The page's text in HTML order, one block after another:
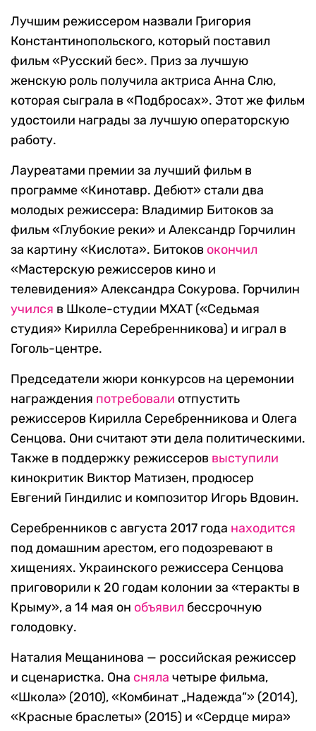
Лучшим режиссером назвали Григория
Константинопольского, который поставил
фильм «Русский бес». Приз за лучшую
женскую роль получила актриса Анна Слю,
которая сыграла в «Подбросах». Этот же фильм
удостоили награды за лучшую операторскую
работу.
Лауреатами премии за лучший фильм в
программе «Кинотавр. Дебют» стали два
молодых режиссера: Владимир Битоков за
фильм «Глубокие реки» и Александр Горчилин
за картину «Кислота». Битоков окончил
«Мастерскую режиссеров кино и
телевидения» Александра Сокурова. Горчилин
учился в Школе-студии МХАТ («Седьмая
студия» Кирилла Серебренникова) и играл в
Гоголь-центре.
Председатели жюри конкурсов на церемонии
награждения потребовали отпустить
режиссеров Кирилла Серебренникова и Олега
Сенцова. Они считают эти дела политическими.
Также в поддержку режиссеров выступили
кинокритик Виктор Матизен, продюсер
Евгений Гиндилис и композитор Игорь Вдовин.
Серебренников с августа 2017 года находится
под домашним арестом, его подозревают в
хищениях. Украинского режиссера Сенцова
приговорили к 20 годам колонии за «теракты в
Крыму», а 14 мая он объявил бессрочную
голодовку.
Наталия Мещанинова — российская режиссер
и сценаристка. Она сняла четыре фильма,
«Школа» (2010), «Комбинат „Надежда“» (2014),
«Красные браслеты» (2015) и «Сердце мира»